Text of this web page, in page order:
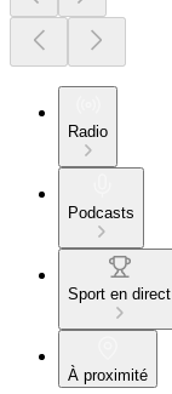
Radio
Podcasts
Sport en direct
À proximité